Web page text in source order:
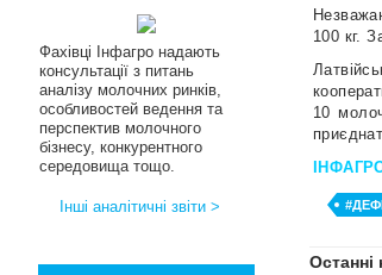
100 кг.
10
Останні
Фахівці Інфагро надають
консультації з питань
аналізу молочних ринків,
особливостей ведення та
перспектив молочного
бізнесу, конкурентного
середовища тощо.
Інші аналітичні звіти >